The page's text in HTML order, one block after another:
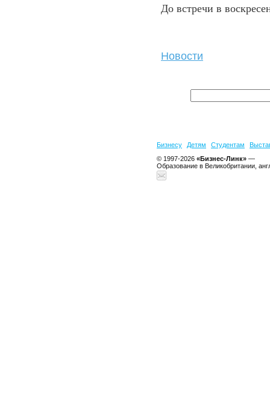
До встречи в
Новости
Бизнесу Детям Студентам
© 1997-2026 «Бизнес-Линк» —
Образование в Великобритании,